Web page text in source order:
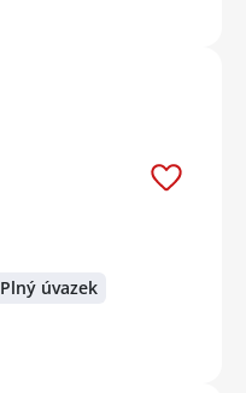
Plný úvazek